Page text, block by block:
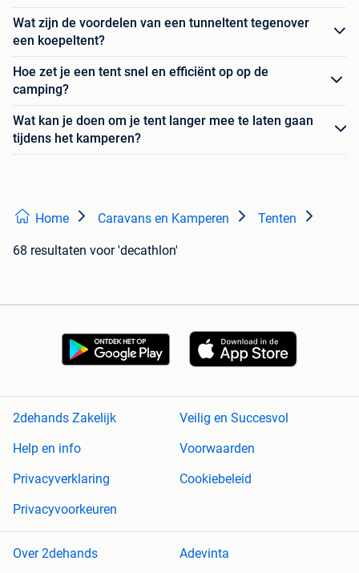
Wat zijn de voordelen van een tunneltent tegenover
een koepeltent?
Hoe zet je een tent snel en efficiënt op op de
camping?
Wat kan je doen om je tent langer mee te laten gaan
tijdens het kamperen?
Home Caravans en Kamperen Tenten
68 resultaten voor 'decathlon'
2dehands Zakelijk
Veilig en Succesvol
Help en info
Voorwaarden
Privacyverklaring
Cookiebeleid
Privacyvoorkeuren
Over 2dehands Adevinta